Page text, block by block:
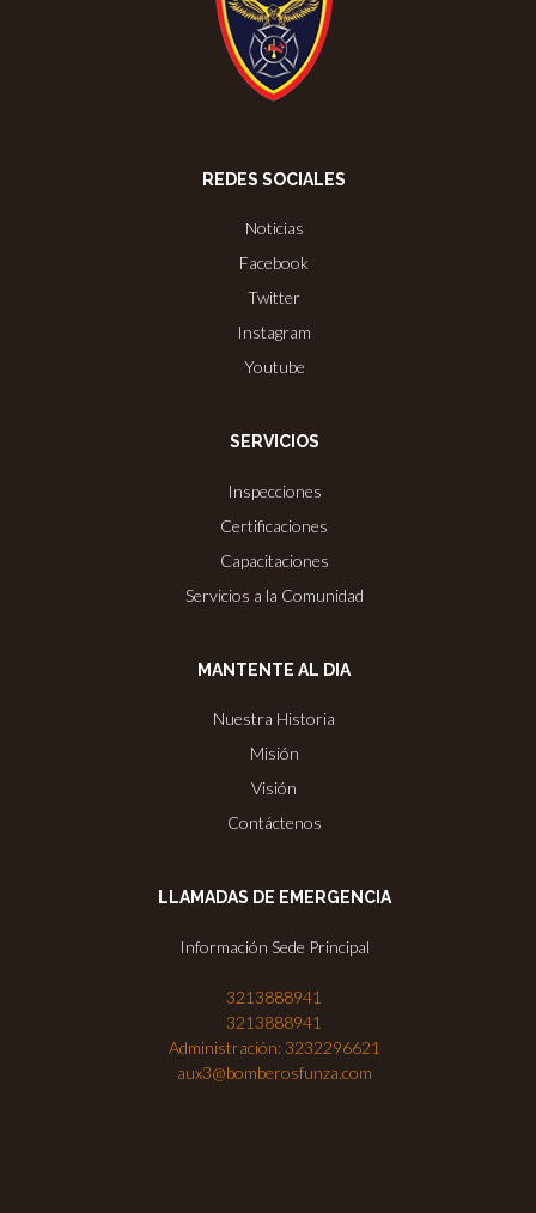
REDES SOCIALES
Noticias
Facebook
Twitter
Instagram
Youtube
SERVICIOS
Inspecciones
Certificaciones
Capacitaciones
Servicios a la Comunidad
MANTENTE AL DIA
Nuestra Historia
Misión
Visión
Contáctenos
LLAMADAS DE EMERGENCIA
Información Sede Principal
3213888941
3213888941
Administración: 3232296621
aux3@bomberosfunza.com